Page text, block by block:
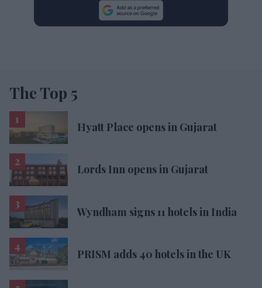
The Top 5
Hyatt Place opens in Gujarat
Lords Inn opens in Gujarat
Wyndham signs 11 hotels in India
PRISM adds 40 hotels in the UK